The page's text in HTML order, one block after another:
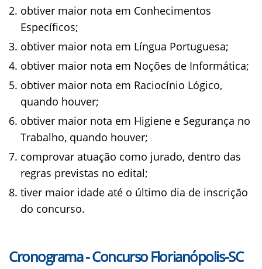
obtiver maior nota em Conhecimentos
Específicos;
obtiver maior nota em Língua Portuguesa;
obtiver maior nota em Noções de Informática;
obtiver maior nota em Raciocínio Lógico,
quando houver;
obtiver maior nota em Higiene e Segurança no
Trabalho, quando houver;
comprovar atuação como jurado, dentro das
regras previstas no edital;
tiver maior idade até o último dia de inscrição
do concurso.
Cronograma - Concurso Florianópolis-SC